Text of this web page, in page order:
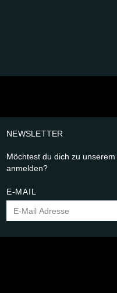
NEWSLETTER
Möchtest du dich zu unserem
anmelden?
E-MAIL